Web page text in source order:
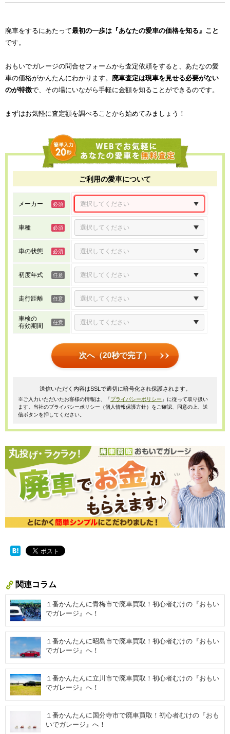
廃車をするにあたって最初の一歩は『あなたの愛車の価格を知る』こと
です。
おもいでガレージの問合せフォームから査定依頼をすると、あたなの愛
車の価格がかんたんにわかります。 廃車査定は現車を見せる必要がない
のが特徴で、その場にいながら手軽に金額を知ることができるのです。
まずはお気軽に査定額を調べることから始めてみましょう！
ご利用の愛車について
メーカー
車種
車の状態
初度年式
走行距離
車検の
有効期間
次へ（20秒で完了）
送信いただく内容はSSLで適切に暗号化され保護されます。
※ご入力いただいたお客様の情報は、「プライバシーポリシー 」に従って取り扱い
ます。当社のプライバシーポリシー（個人情報保護方針）をご確認、同意の上、送
信ボタンを押してください。
関連コラム
１番かんたんに青梅市で廃車買取！初心者むけの『おもい
でガレージ』へ！
１番かんたんに昭島市で廃車買取！初心者むけの『おもい
でガレージ』へ！
１番かんたんに立川市で廃車買取！初心者むけの『おもい
でガレージ』へ！
１番かんたんに国分寺市で廃車買取！初心者むけの『おも
いでガレージ』へ！